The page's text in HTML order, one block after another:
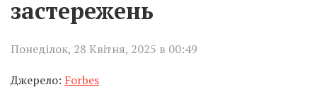
застережень
Понеділок, 28 Квітня, 2025 в 00:49
Джерело: Forbes